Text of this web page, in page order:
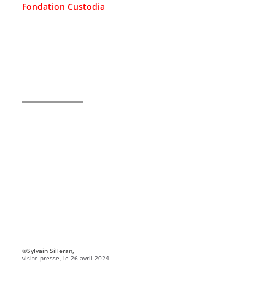
Fondation Custodia
©Sylvain Silleran,
visite presse, le 26 avril 2024.